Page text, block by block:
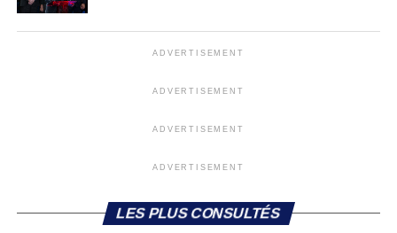
ADVERTISEMENT
ADVERTISEMENT
ADVERTISEMENT
ADVERTISEMENT
LES PLUS CONSULTÉS